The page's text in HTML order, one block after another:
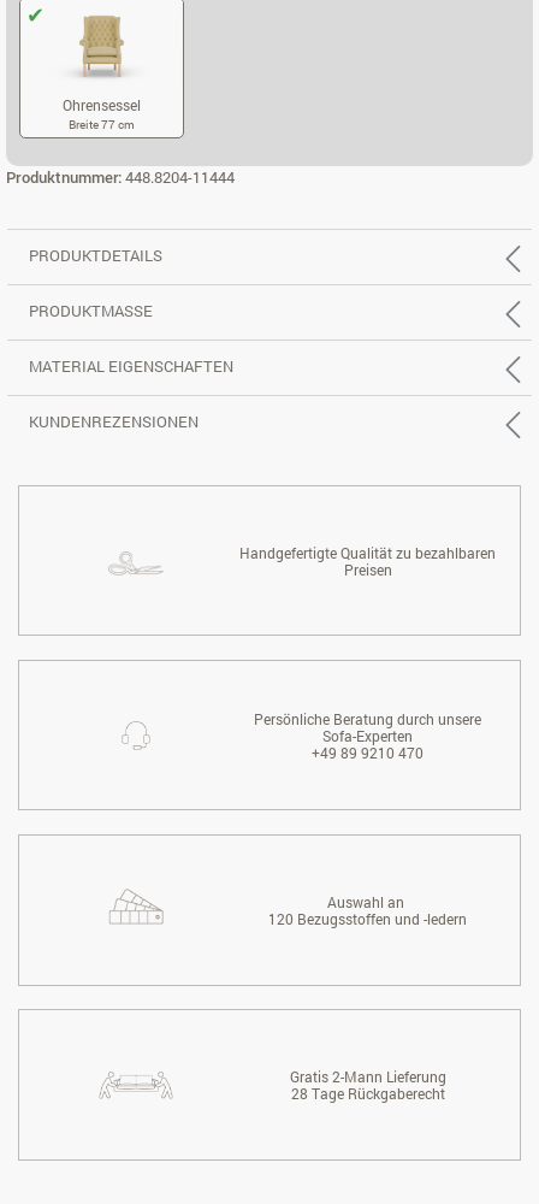
Ohrensessel
Breite 77 cm
Produktnummer:448.8204-11444
PRODUKTDETAILS
PRODUKTMASSE
MATERIAL EIGENSCHAFTEN
KUNDENREZENSIONEN
Handgefertigte Qualität zu bezahlbaren
Preisen
Persönliche Beratung durch unsere
Sofa-Experten
+49 89 9210 470
Auswahl an
120 Bezugsstoffen und -ledern
Gratis 2-Mann Lieferung
28 Tage Rückgaberecht